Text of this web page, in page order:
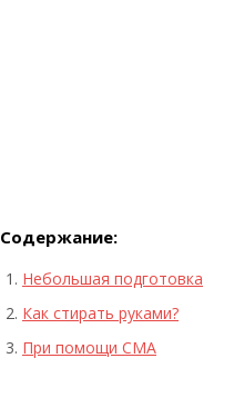
Содержание:
Небольшая подготовка
Как стирать руками?
При помощи СМА